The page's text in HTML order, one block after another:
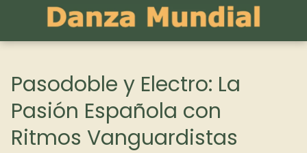
Pasodoble y Electro: La
Pasión Española con
Ritmos Vanguardistas